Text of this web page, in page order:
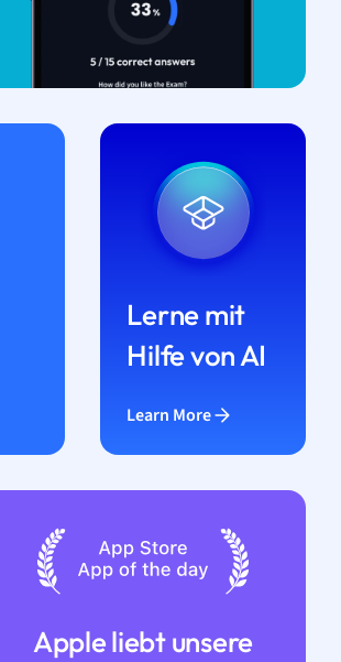
Lerne mit
Hilfe von AI
Learn More
Apple liebt unsere